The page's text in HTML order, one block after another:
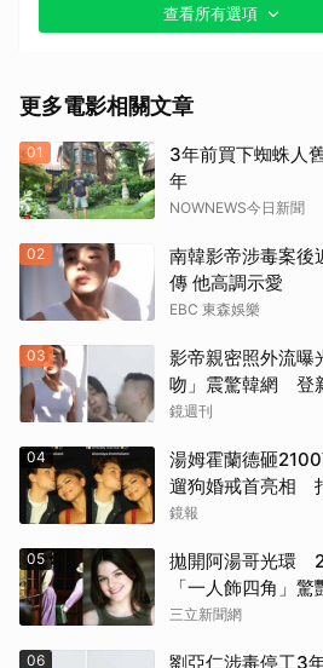
《撕裂地平線》（1997）
《變人》（1999）
《鋼鐵墳墓》（2013）
《震盪效應》(2015)
《網住愛情》（2004）
其他（歡迎貼文分享）
查看所有選項
更多電影相關文章
01
3年前買下蜘蛛人
年
NOWNEWS今日新聞
02
南韓影帝涉毒案後
傳 他高調示愛
EBC 東森娛樂
03
影帝親密照外流曝
吻」震驚韓網 登
鏡週刊
04
湯姆霍蘭德砸
遛狗婚戒首亮相
全場
鏡報
05
拋開阿湯哥光環
「一人飾四角」驚
三立新聞網
06
劉亞仁涉毒停工3